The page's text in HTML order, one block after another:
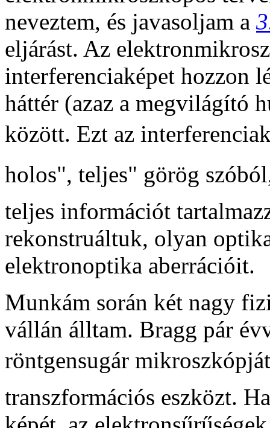
neveztem, és javasoljam a
eljárást. Az
interferenciaképet hozzon
háttér (azaz a megvilágító
között. Ezt az
holos", teljes" görög
teljes információt
rekonstruáltuk, olyan
elektronoptika aberrációit.
Munkám során két nagy
vállán álltam. Bragg pár
röntgensugár
transzformációs eszközt.